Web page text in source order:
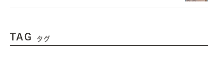
TAG タグ